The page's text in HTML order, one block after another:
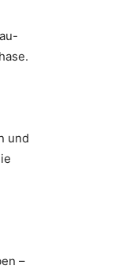
und
–